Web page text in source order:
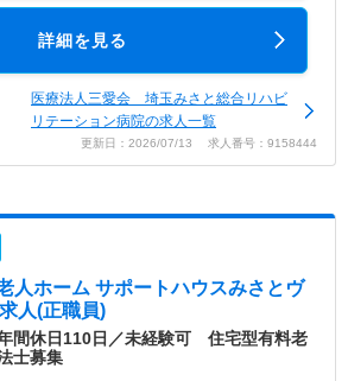
詳細を見る
医療法人三愛会 埼玉みさと総合リハビ
リテーション病院の求人一覧
更新日：2026/07/13 求人番号：9158444
人ホーム サポートハウスみさとヴ
人(正職員)
年間休日110日／未経験可 住宅型有料老
士募集